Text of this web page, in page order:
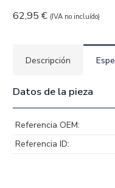
62,95 € (IVA no incluído)
Descripción
Datos de la pieza
Referencia OEM:
Referencia ID: